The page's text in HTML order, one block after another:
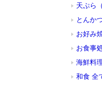
天ぷら
とんか
お好み
お食事
海鮮料
和食 全